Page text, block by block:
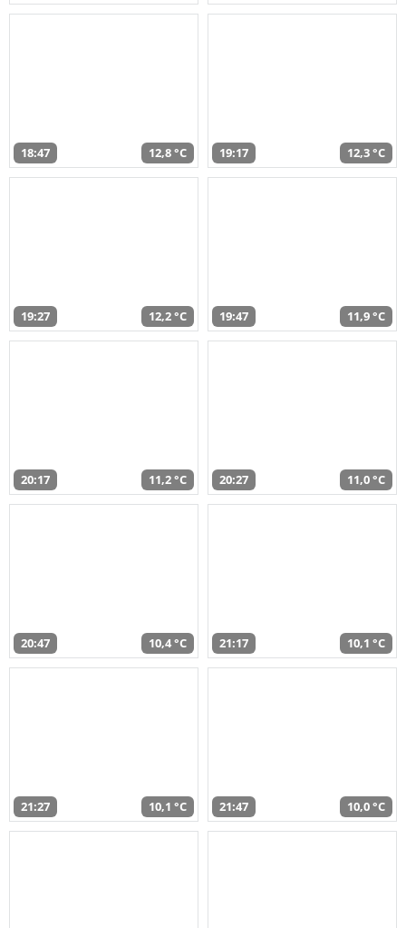
18:47 12,8 °C 19:17 12,3 °C
19:27 12,2 °C 19:47 11,9 °C
20:17 11,2 °C 20:27 11,0 °C
20:47 10,4 °C 21:17 10,1 °C
21:27 10,1 °C 21:47 10,0 °C